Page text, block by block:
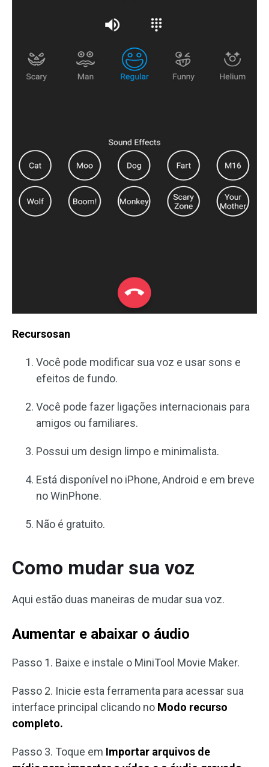
Recursosan
Você pode modificar sua voz e usar sons e
efeitos de fundo.
Você pode fazer ligações internacionais para
amigos ou familiares.
Possui um design limpo e minimalista.
Está disponível no iPhone, Android e em breve
no WinPhone.
Não é gratuito.
Como mudar sua voz
Aqui estão duas maneiras de mudar sua voz.
Aumentar e abaixar o áudio
Passo 1. Baixe e instale o MiniTool Movie Maker.
Passo 2. Inicie esta ferramenta para acessar sua
interface principal clicando no Modo recurso
completo.
Passo 3. Toque em Importar arquivos de